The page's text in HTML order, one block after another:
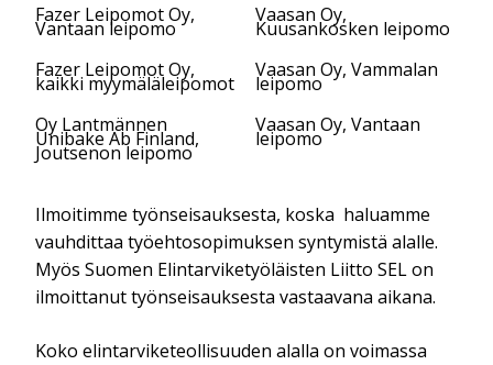
Fazer Leipomot Oy,
Vantaan leipomo
Fazer Leipomot Oy,
kaikki myymäläleipomot
Oy Lantmännen
Unibake Ab Finland,
Joutsenon leipomo
Vaasan Oy,
Kuusankosken leipomo
Vaasan Oy, Vammalan
leipomo
Vaasan Oy, Vantaan
leipomo
Ilmoitimme työnseisauksesta, koska haluamme
vauhdittaa työehtosopimuksen syntymistä alalle.
Myös Suomen Elintarviketyöläisten Liitto SEL on
ilmoittanut työnseisauksesta vastaavana aikana.
Koko elintarviketeollisuuden alalla on voimassa